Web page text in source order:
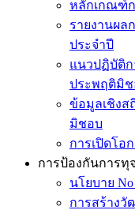
หลักเกณฑ์
รายงานผ
ประจำปี
แนวปฏิบัติก
ประพฤติมิช
ข้อมูลเชิงส
มิชอบ
การเปิดโอ
การป้องกันการทุ
นโยบาย No
การสร้างวั